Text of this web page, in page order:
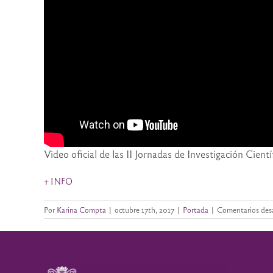
Video oficial de las II Jornadas de Investigación
+ INFO
PorKarina Compta | octubre 17th, 2017 | Portada | Comentarios